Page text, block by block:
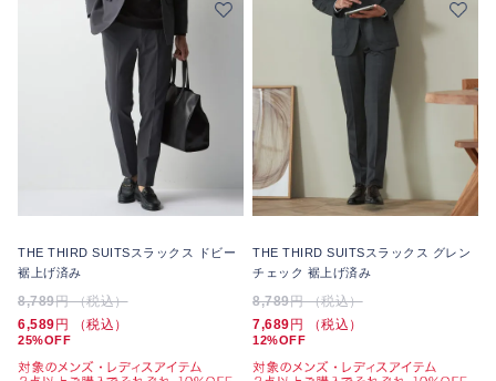
THE THIRD SUITSスラックス ドビー
裾上げ済み
8,789円 （税込）
6,589 円 （税込）
25%OFF
THE THIRD SUITSスラックス グレン
チェック 裾上げ済み
8,789円 （税込）
7,689 円 （税込）
12%OFF